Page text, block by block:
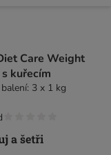
Care Weight
kuřecím
3 x 1 kg